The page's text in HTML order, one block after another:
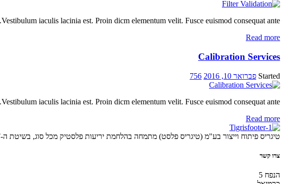
Vestibulum iaculis lacinia est. Proin dicm elementum velit. Fusce euismod consequat ante.
Read more
Calibration Services
Started פברואר 10, 2016 756
Vestibulum iaculis lacinia est. Proin dicm elementum velit. Fusce euismod consequat ante.
Read more
טיגריס פיתוח וייצור בע"מ (טיגריס פלסט) מתמחה בהלחמת יריעות פלסטיק מכל סוג, בשיטת ה-RF והלחמה בחום.
צרו קשר
הנפח 5